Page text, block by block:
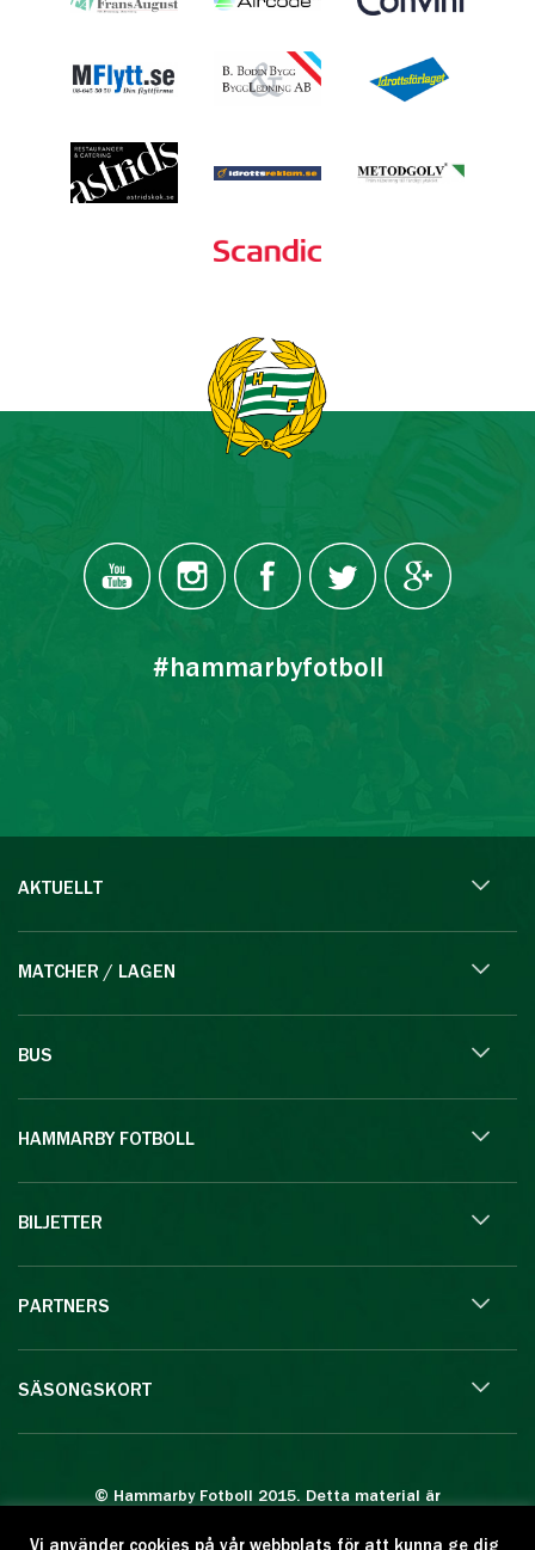
#hammarbyfotboll
AKTUELLT
MATCHER / LAGEN
BUS
HAMMARBY FOTBOLL
BILJETTER
PARTNERS
SÄSONGSKORT
© Hammarby Fotboll 2015. Detta material är
Vi använder cookies på vår webbplats för att kunna ge dig